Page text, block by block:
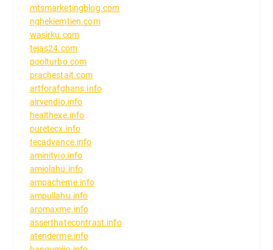
mtsmarketingblog.com
nghekiemtien.com
wasirku.com
tejas24.com
poolturbo.com
prachestait.com
artforafghans.info
airvendio.info
healthexe.info
puretecx.info
tecadvance.info
aminityio.info
amiolahu.info
ampacheme.info
ampullahu.info
aromaxme.info
asserthatecontrast.info
atenderme.info